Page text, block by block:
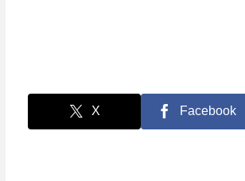
X Facebook